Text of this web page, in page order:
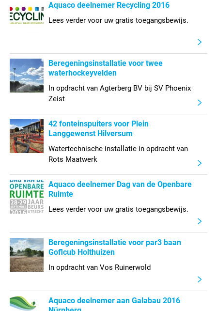
Aquaco deelnemer Recycling 2016
Lees verder voor uw gratis toegangsbewijs.
Beregeningsinstallatie voor twee
waterhockeyvelden
In opdracht van Agterberg BV bij SV Phoenix
Zeist
42 fonteinspuiters voor Plein
Langgewenst Hilversum
Watertechnische installatie in opdracht van
Rots Maatwerk
Aquaco deelnemer Dag van de Openbare
Ruimte
Lees verder voor uw gratis toegangsbewijs.
Beregeningsinstallatie voor par3 baan
Goflcub Holthuizen
In opdracht van Vos Ruinerwold
Aquaco deelnemer aan Galabau 2016